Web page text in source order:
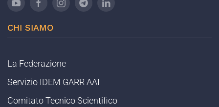
CHI SIAMO
La Federazione
Servizio IDEM GARR AAI
Comitato Tecnico Scientifico